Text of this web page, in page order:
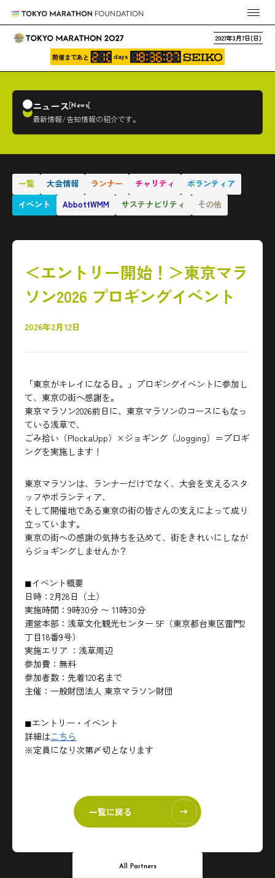
2027年3月7日(日)
開催まであと days
ニュース News
最新情報/告知情報の紹介です。
一覧 大会情報 ランナー チャリティ
ボランティア
イベント
AbbottWMM サステナビリティ その他
＜エントリー開始！＞東京マラ
ソン2026 プロギングイベント
2026年2月12日
「東京がキレイになる日。」プロギングイベントに参加し
て、東京の街へ感謝を。
東京マラソン2026前日に、東京マラソンのコースにもなっ
ている浅草で、
ごみ拾い（PlockaUpp）×ジョギング（Jogging）＝プロギ
ングを実施します！
東京マラソンは、ランナーだけでなく、大会を支えるスタ
ッフやボランティア、
そして開催地である東京の街の皆さんの支えによって成り
立っています。
東京の街への感謝の気持ちを込めて、街をきれいにしなが
らジョギングしませんか？
◼︎イベント概要
日時：2月28日（土）
実施時間：9時30分 〜 11時30分
運営本部：浅草文化観光センター 5F（東京都台東区雷門2
丁目18番9号）
実施エリア ：浅草周辺
参加費：無料
参加者数：先着120名まで
主催：一般財団法人 東京マラソン財団
◼︎エントリー・イベント
詳細はこちら
※定員になり次第〆切となります
一覧に戻る
All Partners